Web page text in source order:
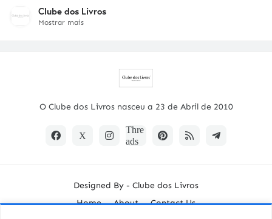
Clube dos Livros
Mostrar mais
O Clube dos Livros nasceu a 23 de Abril de 2010
Designed By - Clube dos Livros
Home
About
Contact Us